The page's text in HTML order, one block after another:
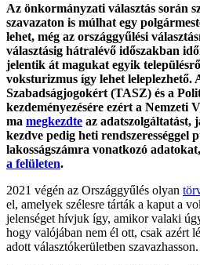
Az önkormányzati választás során
szavazaton is múlhat egy
lehet, még az országgyűlési
választásig hátralévő időszakban
jelentik át magukat egyik
voksturizmus így lehet leleplezhető.
Szabadságjogokért (TASZ) és a
kezdeményezésére ezért a
ma megkezdte az adatszolgáltatást,
kezdve pedig heti rendszerességgel
lakosságszámra vonatkozó
a felületen.
2021 végén az Országgyűlés olyan
el, amelyek szélesre tárták a kaput a
jelenséget hívjuk így, amikor valaki
hogy valójában nem él ott, csak azért
adott választókerületben szavazhasson.